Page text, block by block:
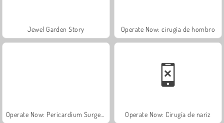
Jewel Garden Story Operate Now: cirugía de hombro
Operate Now: Cirugía de nariz